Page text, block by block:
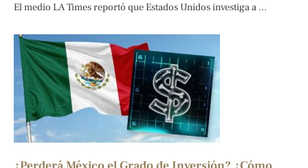
El medio LA Times reportó que Estados Unidos investiga a ...